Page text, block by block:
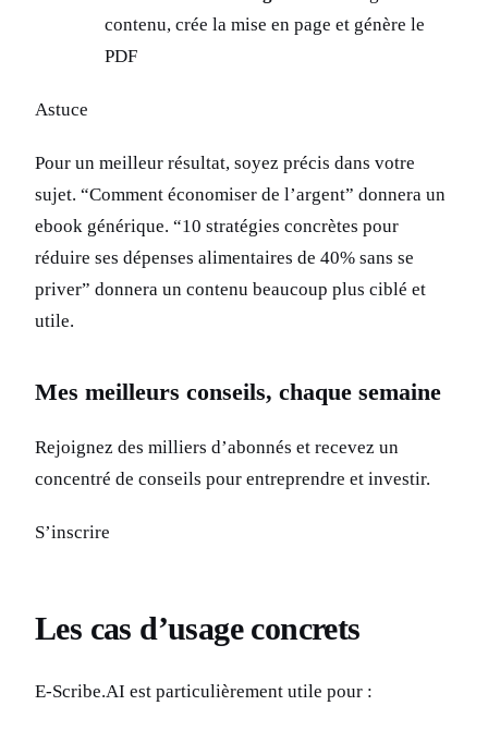
contenu, crée la mise en page et génère le
PDF
Astuce
Pour un meilleur résultat, soyez précis dans votre
sujet. “Comment économiser de l’argent” donnera un
ebook générique. “10 stratégies concrètes pour
réduire ses dépenses alimentaires de 40% sans se
priver” donnera un contenu beaucoup plus ciblé et
utile.
Mes meilleurs conseils, chaque semaine
Rejoignez des milliers d’abonnés et recevez un
concentré de conseils pour entreprendre et investir.
S’inscrire
Les cas d’usage concrets
E-Scribe.AI est particulièrement utile pour :